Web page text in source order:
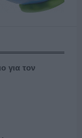
για τον